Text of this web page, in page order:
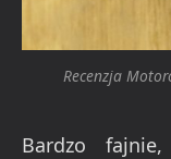
Recenzja
Bardzo